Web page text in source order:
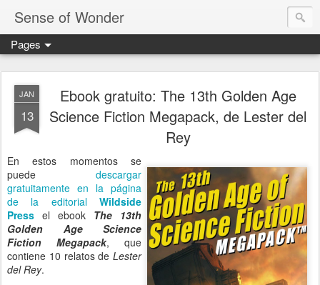
Sense of Wonder
Pages
JAN
13
Ebook gratuito: The 13th Golden Age
Science Fiction Megapack, de Lester del
Rey
En estos momentos se
puede descargar
gratuitamente en la página
de la editorial Wildside
Press el ebook The 13th
Golden Age Science
Fiction Megapack, que
contiene 10 relatos de Lester
del Rey.